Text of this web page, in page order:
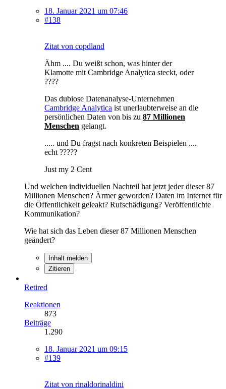
18. Januar 2021 um 07:46
#138
Zitat von copdland
Ähm .... Du weißt schon, was hinter der
Klamotte mit Cambridge Analytica steckt, oder
????
Das dubiose Datenanalyse-Unternehmen
Cambridge Analytica ist unerlaubterweise an die
persönlichen Daten von bis zu 87 Millionen
Menschen gelangt.
..... und Du fragst nach konkreten Beispielen ....
echt ?????
Just my 2 Cent
Und welchen individuellen Nachteil hat jetzt jeder dieser 87
Millionen Menschen? Ärmer geworden? Daten im Internet für
die Öffentlichkeit geleakt? Rufschädigung? Veröffentlichte
Kommunikation?
Wie hat sich das Leben dieser 87 Millionen Menschen
geändert?
Inhalt melden
Zitieren
Retired
Reaktionen
873
Beiträge
1.290
18. Januar 2021 um 09:15
#139
Zitat von rinaldorinaldini